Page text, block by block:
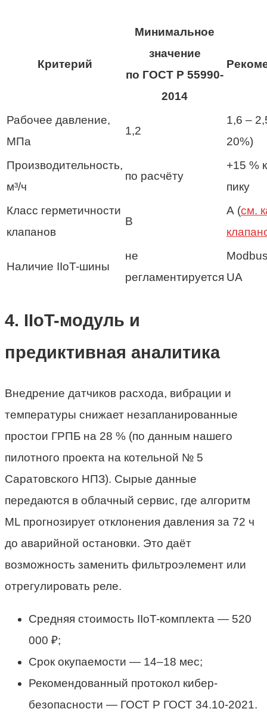
Критерий
Минимальное
значение
по ГОСТ Р 55990-
2014
Рабочее давление,
МПа
1,2
1,6 –
20%)
Производительность,
м³/ч
по расчёту
+15 %
пику
Класс герметичности
клапанов
В
А (см.
Наличие IIoT-шины
не
регламентируется UA
4. IIoT-модуль и
предиктивная аналитика
Внедрение датчиков расхода, вибрации и
температуры снижает незапланированные
простои ГРПБ на 28 % (по данным нашего
пилотного проекта на котельной № 5
Саратовского НПЗ). Сырые данные
передаются в облачный сервис, где алгоритм
ML прогнозирует отклонения давления за 72 ч
до аварийной остановки. Это даёт
возможность заменить фильтроэлемент или
отрегулировать реле.
Средняя стоимость IIoT-комплекта — 520
000 ₽;
Срок окупаемости — 14–18 мес;
Рекомендованный протокол кибер-
безопасности — ГОСТ Р ГОСТ 34.10-2021.